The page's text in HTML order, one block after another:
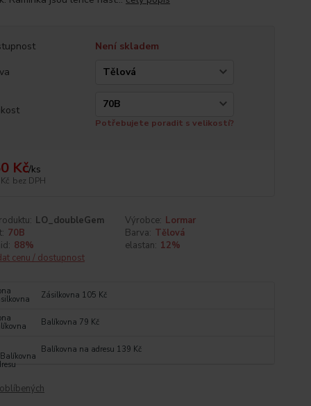
Není skladem
Potřebujete poradit s velikostí?
Kč/ks
bez DPH
LO_doubleGem Výrobce: Lormar
70B Barva: Tělová
88% elastan: 12%
cenu / dostupnost
Zásilkovna 105 Kč
Balíkovna 79 Kč
Balíkovna na adresu 139 Kč